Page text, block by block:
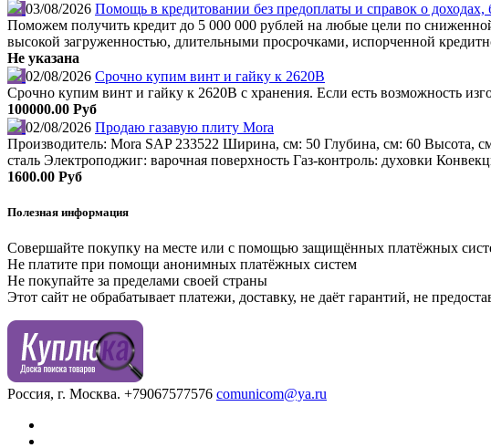
03/08/2026 Помощь в кредитовании без предоплаты и справок о доходах,
Поможем получить кредит до 5 000 000 рублей на любые цели по сниженной
высокой загруженностью, длительными просрочками, испорченной
Не указана
02/08/2026 Срочно купим винт и гайку к 2620В
Срочно купим винт и гайку к 2620В с хранения. Если есть возможность
100000.00 Руб
02/08/2026 Продаю газавую плиту Mora
Производитель: Mora SAP 233522 Ширина, см: 50 Глубина, см: 60 Высота,
сталь Электроподжиг: варочная поверхность Газ-контроль: духовки
1600.00 Руб
Полезная информация
Совершайте покупку на месте или с помощью защищённых платёжных
Не платите при помощи анонимных платёжных систем
Не покупайте за пределами своей страны
Этот сайт не обрабатывает платежи, доставку, не даёт гарантий, не
Россия, г. Москва. +79067577576 comunicom@ya.ru